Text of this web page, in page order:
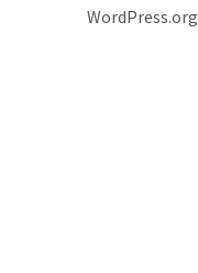
WordPress.org